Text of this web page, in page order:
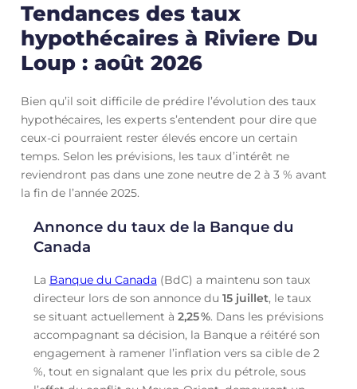
Tendances des taux
hypothécaires à Riviere Du
Loup : août 2026
Bien qu’il soit difficile de prédire l’évolution des taux
hypothécaires, les experts s’entendent pour dire que
ceux-ci pourraient rester élevés encore un certain
temps. Selon les prévisions, les taux d’intérêt ne
reviendront pas dans une zone neutre de 2 à 3 % avant
la fin de l’année 2025.
Annonce du taux de la Banque du
Canada
La Banque du Canada (BdC) a maintenu son taux
directeur lors de son annonce du 15 juillet, le taux
se situant actuellement à 2,25%. Dans les prévisions
accompagnant sa décision, la Banque a réitéré son
engagement à ramener l’inflation vers sa cible de 2
%, tout en signalant que les prix du pétrole, sous